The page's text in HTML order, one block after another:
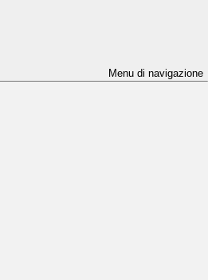
Menu di navigazione